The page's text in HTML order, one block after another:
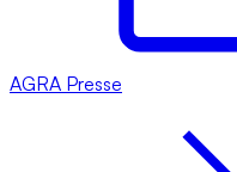
AGRA Presse